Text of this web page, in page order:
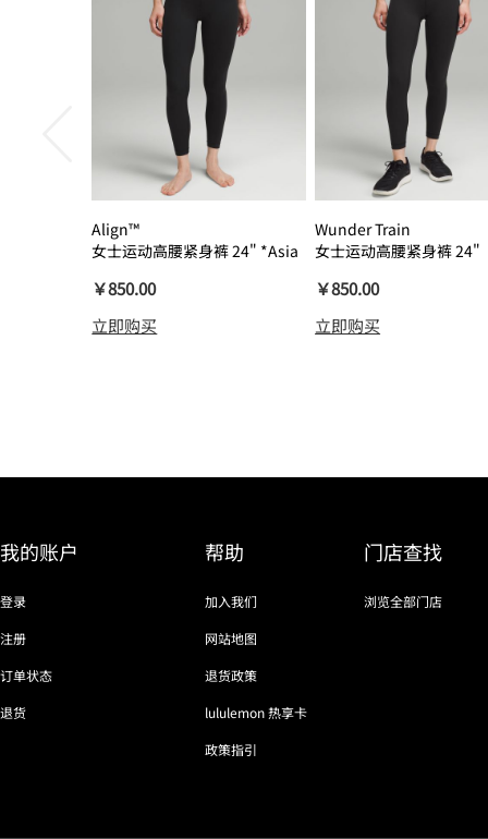
Align™
女士运动高腰紧身裤 24" *Asia
￥850.00
立即购买
Wunder Train
女士运动高腰紧身裤 24"
￥850.00
立即购买
我的账户
登录
注册
订单状态
退货
帮助
加入我们
网站地图
退货政策
lululemon 热享卡
政策指引
门店查找
浏览全部门店